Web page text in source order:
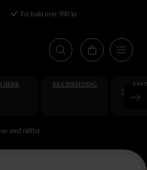
Fri frakt över 990 kr
HERR REA INREDNING
med räfflor